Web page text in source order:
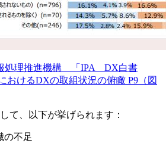
処理推進機構 「IPA DX白書
おけるDXの取組状況の俯瞰 P9（図
て、以下が挙げられます：
の不足